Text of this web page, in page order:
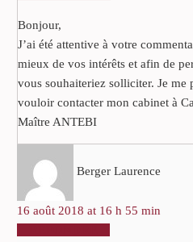
Bonjour,
J’ai été attentive à votre
mieux de vos intérêts et afin de
vous souhaiteriez solliciter. Je me
vouloir contacter mon cabinet à
Maître ANTEBI
Berger Laurence
16 août 2018 at 16 h 55 min